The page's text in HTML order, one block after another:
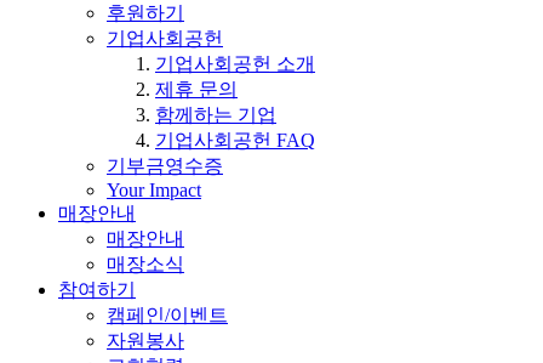
후원하기
기업사회공헌
기업사회공헌 소개
제휴 문의
함께하는 기업
기업사회공헌 FAQ
기부금영수증
Your Impact
매장안내
매장안내
매장소식
참여하기
캠페인/이벤트
자원봉사